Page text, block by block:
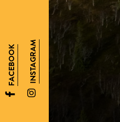
FACEBOOK INSTAGRAM